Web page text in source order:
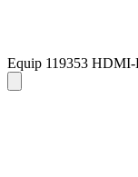
Equip 119353